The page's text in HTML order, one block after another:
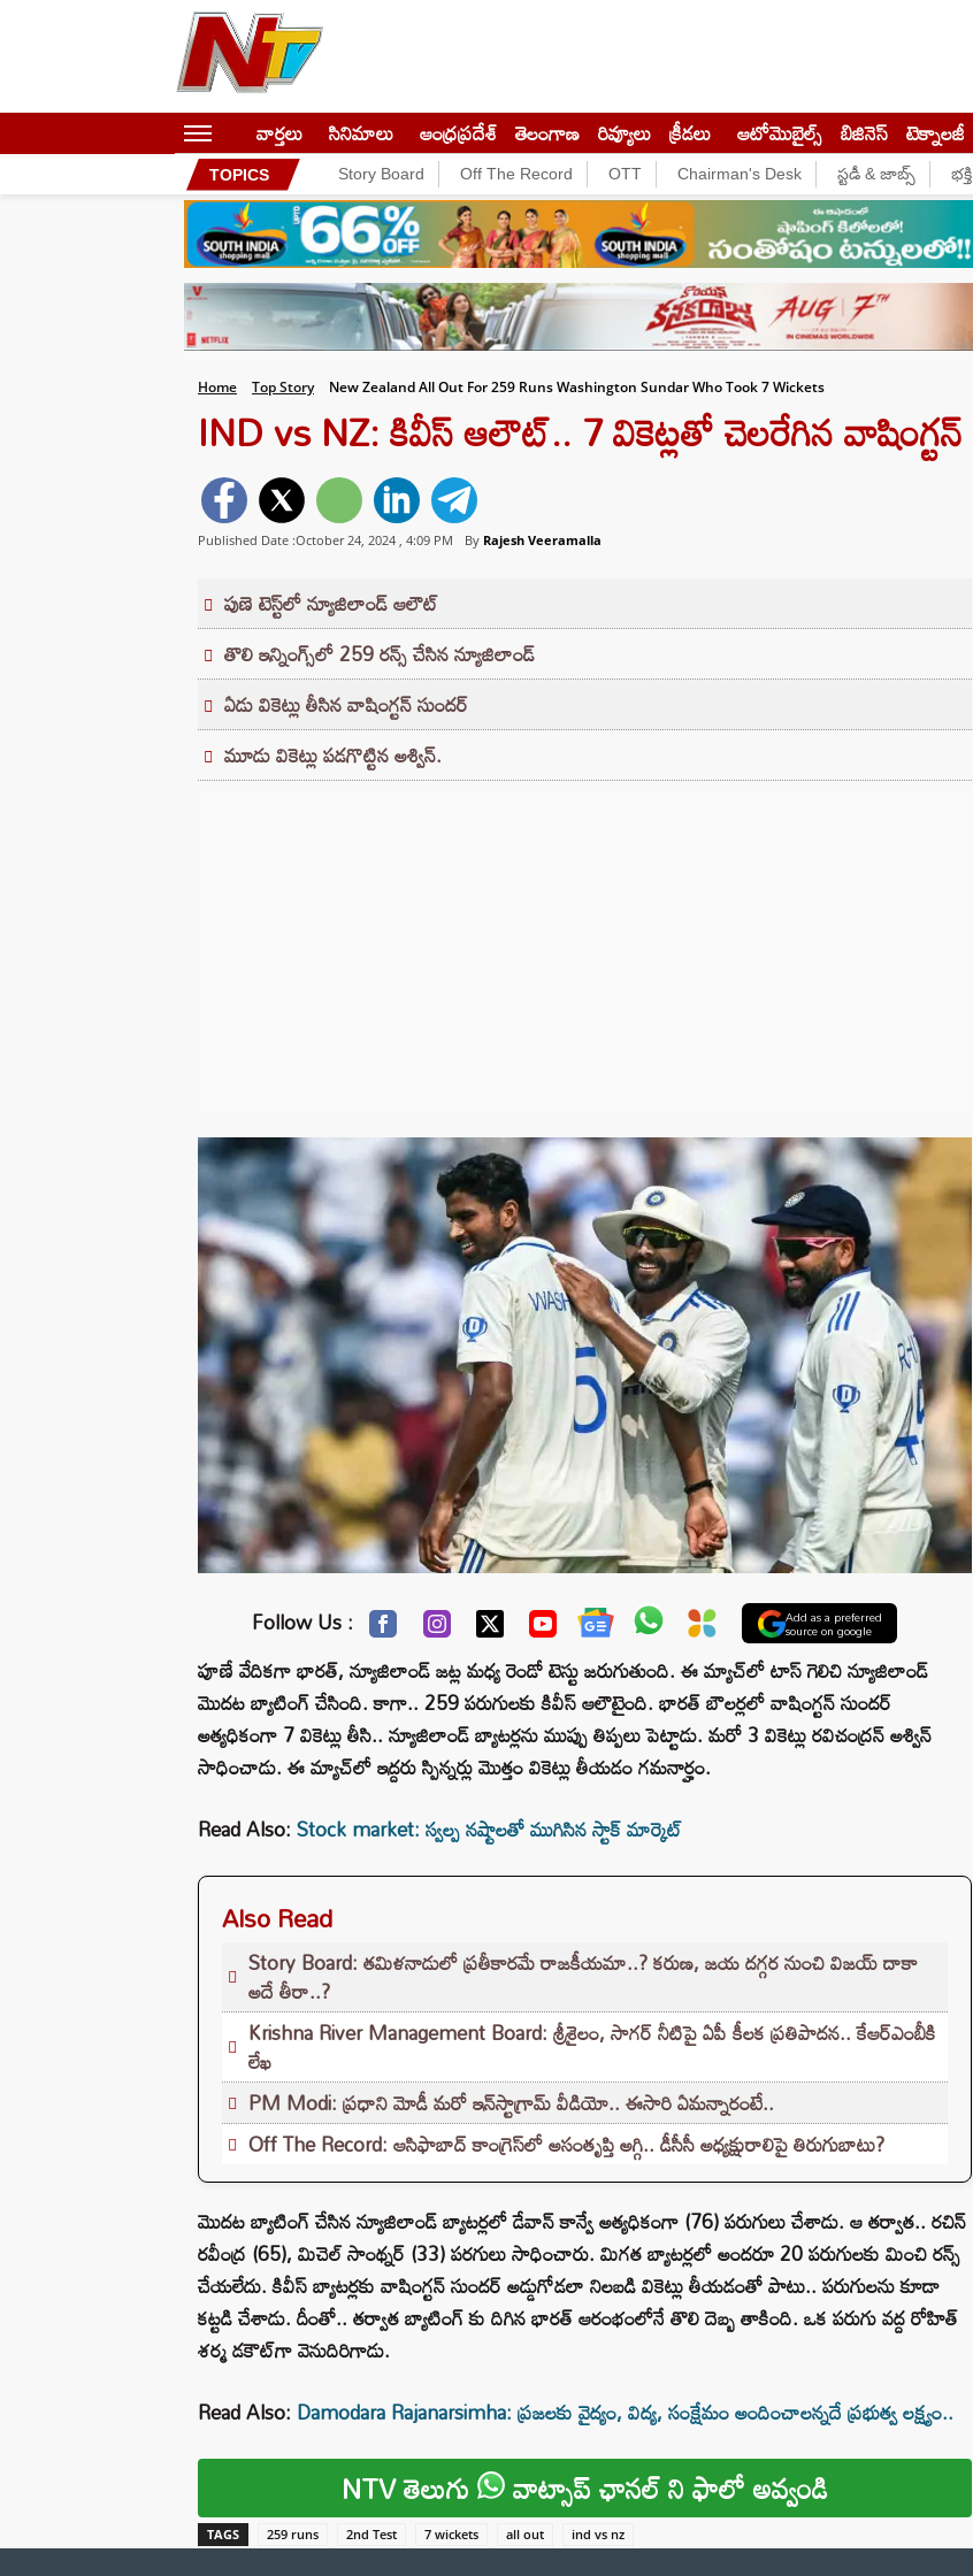
వార్తలు సినిమాలు ఆంధ్రప్రదేశ్ తెలంగాణ రివ్యూలు క్రీడలు ఆటోమొబైల్స్ బిజినెస్‌ టెక్నాలజీ
TOPICS Story Board Off The Record OTT Chairman's Desk స్టడీ & జాబ్స్ భక్తి
Home Top Story New Zealand All Out For 259 Runs Washington Sundar Who Took 7 Wickets
IND vs NZ: కివీస్ ఆలౌట్.. 7 వికెట్లతో చెలరేగిన వాషింగ్టన్
Published Date :October 24, 2024 , 4:09 PM By Rajesh Veeramalla
పుణె టెస్ట్‌లో న్యూజిలాండ్ ఆలౌట్‌
తొలి ఇన్నింగ్స్‌లో 259 రన్స్‌ చేసిన న్యూజిలాండ్
ఏడు వికెట్లు తీసిన వాషింగ్టన్ సుందర్
మూడు వికెట్లు పడగొట్టిన అశ్విన్.
Follow Us : Add as a preferred
source on google
పూణే వేదికగా భారత్, న్యూజిలాండ్ జట్ల మధ్య రెండో టెస్టు జరుగుతుంది. ఈ మ్యాచ్‌లో టాస్ గెలిచి న్యూజిలాండ్
మొదట బ్యాటింగ్ చేసింది. కాగా.. 259 పరుగులకు కివీస్ ఆలౌటైంది. భారత్ బౌలర్లలో వాషింగ్టన్ సుందర్
అత్యధికంగా 7 వికెట్లు తీసి.. న్యూజిలాండ్ బ్యాటర్లను ముప్పు తిప్పలు పెట్టాడు. మరో 3 వికెట్లు రవిచంద్రన్ అశ్విన్
సాధించాడు. ఈ మ్యాచ్‌లో ఇద్దరు స్పిన్నర్లు మొత్తం వికెట్లు తీయడం గమనార్హం.
Read Also:Stock market: స్వల్ప నష్టాలతో ముగిసిన స్టాక్ మార్కెట్
Also Read
Story Board: తమిళనాడులో ప్రతీకారమే రాజకీయమా..? కరుణ, జయ దగ్గర నుంచి విజయ్ దాకా
అదే తీరా..?
Krishna River Management Board: శ్రీశైలం, సాగర్ నీటిపై ఏపీ కీలక ప్రతిపాదన.. కేఆర్ఎంబీకి
లేఖ
PM Modi: ప్రధాని మోడీ మరో ఇన్‌స్టాగ్రామ్ వీడియో.. ఈసారి ఏమన్నారంటే..
Off The Record: ఆసిఫాబాద్ కాంగ్రెస్‌లో అసంతృప్తి అగ్గి.. డీసీసీ అధ్యక్షురాలిపై తిరుగుబాటు?
మొదట బ్యాటింగ్‌ చేసిన న్యూజిలాండ్ బ్యాటర్లలో డేవాన్ కాన్వే అత్యధికంగా (76) పరుగులు చేశాడు. ఆ తర్వాత.. రచిన్
రవీంద్ర (65), మిచెల్ సాంథ్నర్ (33) పరగులు సాధించారు. మిగత బ్యాటర్లలో అందరూ 20 పరుగులకు మించి రన్స్
చేయలేదు. కివీస్ బ్యాటర్లకు వాషింగ్టన్ సుందర్ అడ్డుగోడలా నిలబడి వికెట్లు తీయడంతో పాటు.. పరుగులను కూడా
కట్టడి చేశాడు. దీంతో.. తర్వాత బ్యాటింగ్ కు దిగిన భారత్ ఆరంభంలోనే తొలి దెబ్బ తాకింది. ఒక పరుగు వద్ద రోహిత్
శర్మ డకౌట్‌గా వెనుదిరిగాడు.
Read Also: Damodara Rajanarsimha: ప్రజలకు వైద్యం, విద్య, సంక్షేమం అందించాలన్నదే ప్రభుత్వ లక్ష్యం..
NTV తెలుగు వాట్సాప్ ఛానల్ ని ఫాలో అవ్వండి
TAGS 259 runs 2nd Test 7 wickets all out ind vs nz